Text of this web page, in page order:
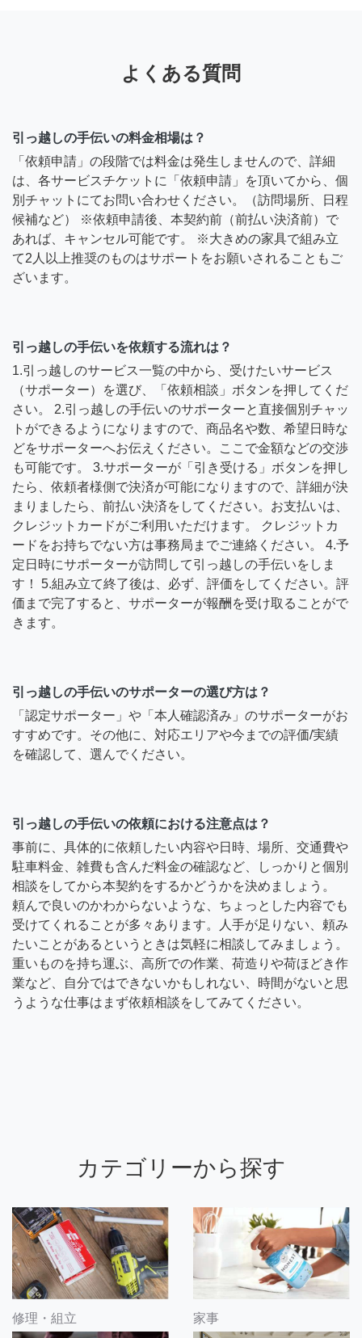
よくある質問
引っ越しの手伝いの料金相場は？
「依頼申請」の段階では料金は発生しませんので、詳細
は、各サービスチケットに「依頼申請」を頂いてから、個
別チャットにてお問い合わせください。（訪問場所、日程
候補など） ※依頼申請後、本契約前（前払い決済前）で
あれば、キャンセル可能です。 ※大きめの家具で組み立
て2人以上推奨のものはサポートをお願いされることもご
ざいます。
引っ越しの手伝いを依頼する流れは？
1.引っ越しのサービス一覧の中から、受けたいサービス
（サポーター）を選び、「依頼相談」ボタンを押してくだ
さい。 2.引っ越しの手伝いのサポーターと直接個別チャッ
トができるようになりますので、商品名や数、希望日時な
どをサポーターへお伝えください。ここで金額などの交渉
も可能です。 3.サポーターが「引き受ける」ボタンを押し
たら、依頼者様側で決済が可能になりますので、詳細が決
まりましたら、前払い決済をしてください。お支払いは、
クレジットカードがご利用いただけます。 クレジットカ
ードをお持ちでない方は事務局までご連絡ください。 4.予
定日時にサポーターが訪問して引っ越しの手伝いをしま
す！ 5.組み立て終了後は、必ず、評価をしてください。評
価まで完了すると、サポーターが報酬を受け取ることがで
きます。
引っ越しの手伝いのサポーターの選び方は？
「認定サポーター」や「本人確認済み」のサポーターがお
すすめです。その他に、対応エリアや今までの評価/実績
を確認して、選んでください。
引っ越しの手伝いの依頼における注意点は？
事前に、具体的に依頼したい内容や日時、場所、交通費や
駐車料金、雑費も含んだ料金の確認など、しっかりと個別
相談をしてから本契約をするかどうかを決めましょう。
頼んで良いのかわからないような、ちょっとした内容でも
受けてくれることが多々あります。人手が足りない、頼み
たいことがあるというときは気軽に相談してみましょう。
重いものを持ち運ぶ、高所での作業、荷造りや荷ほどき作
業など、自分ではできないかもしれない、時間がないと思
うような仕事はまず依頼相談をしてみてください。
カテゴリーから探す
修理・組立 家事